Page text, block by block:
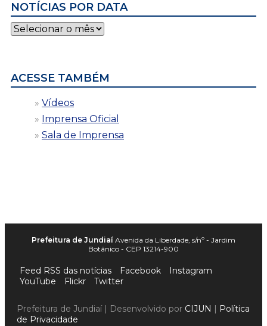
NOTÍCIAS POR DATA
Notícias
por
ACESSE TAMBÉM
Vídeos
Imprensa Oficial
Sala de Imprensa
Prefeitura de Jundiaí Avenida da Liberdade, s/nº - Jardim
Botânico - CEP 13214-900
Feed RSS das notícias Facebook
Instagram
YouTube
Flickr Twitter
Prefeitura de Jundiaí | Desenvolvido por CIJUN | Política
de Privacidade